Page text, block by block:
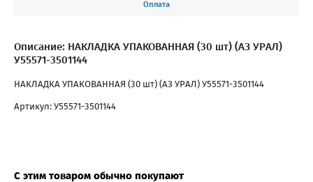
Оплата
Описание: НАКЛАДКА УПАКОВАННАЯ (30 шт) (АЗ УРАЛ)
У55571-3501144
НАКЛАДКА УПАКОВАННАЯ (30 шт) (АЗ УРАЛ) У55571-3501144
Артикул: У55571-3501144
С этим товаром обычно покупают